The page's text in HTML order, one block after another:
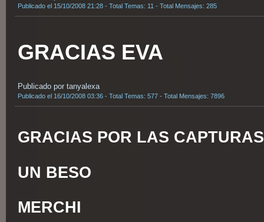
Publicado el 15/10/2008 21:28 - Total Temas: 11 - Total Mensajes: 285
GRACIAS EVA
Publicado por tanyalexa
Publicado el 16/10/2008 03:36 - Total Temas: 577 - Total Mensajes: 7896
GRACIAS POR LAS
UN BESO
MERCHI